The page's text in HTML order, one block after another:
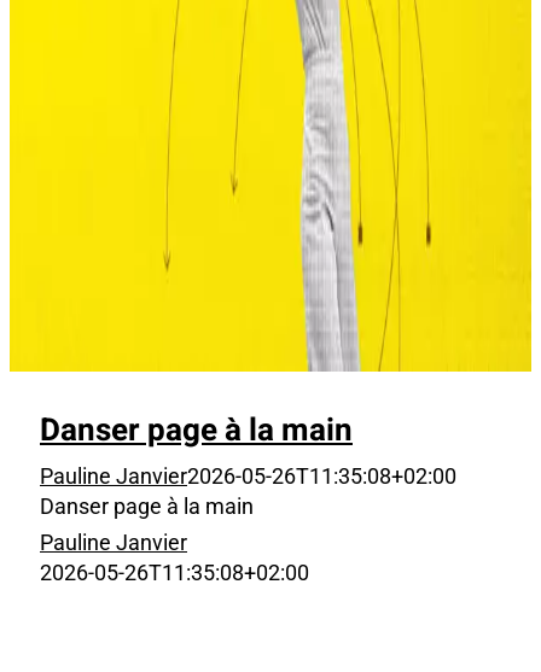
Danser page à la main
Pauline Janvier2026-05-26T11:35:08+02:00
Danser page à la main
Pauline Janvier
2026-05-26T11:35:08+02:00